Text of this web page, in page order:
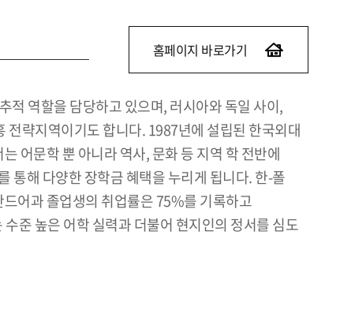
홈페이지 바로가기
적 역할을 담당하고 있으며, 러시아와 독일 사이,
략지역이기도 합니다. 1987년에 설립된 한국외대
어문학 뿐 아니라 역사, 문화 등 지역 학 전반에
통해 다양한 장학금 혜택을 누리게 됩니다. 한-폴
어과 졸업생의 취업률은 75%를 기록하고
준 높은 어학 실력과 더불어 현지인의 정서를 심도